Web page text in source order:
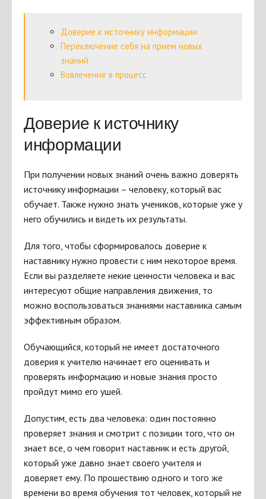
Доверие к источнику информации
Переключение себя на прием новых
знаний
Вовлечение в процесс
Доверие к источнику
информации
При получении новых знаний очень важно доверять
источнику информации – человеку, который вас
обучает. Также нужно знать учеников, которые уже у
него обучились и видеть их результаты.
Для того, чтобы сформировалось доверие к
наставнику нужно провести с ним некоторое время.
Если вы разделяете некие ценности человека и вас
интересуют общие направления движения, то
можно воспользоваться знаниями наставника самым
эффективным образом.
Обучающийся, который не имеет достаточного
доверия к учителю начинает его оценивать и
проверять информацию и новые знания просто
пройдут мимо его ушей.
Допустим, есть два человека: один постоянно
проверяет знания и смотрит с позиции того, что он
знает все, о чем говорит наставник и есть другой,
который уже давно знает своего учителя и
доверяет ему. По прошествию одного и того же
времени во время обучения тот человек, который не